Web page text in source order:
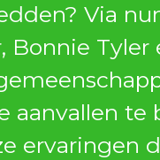
Via
Bonnie
aanvallen
ervaringen